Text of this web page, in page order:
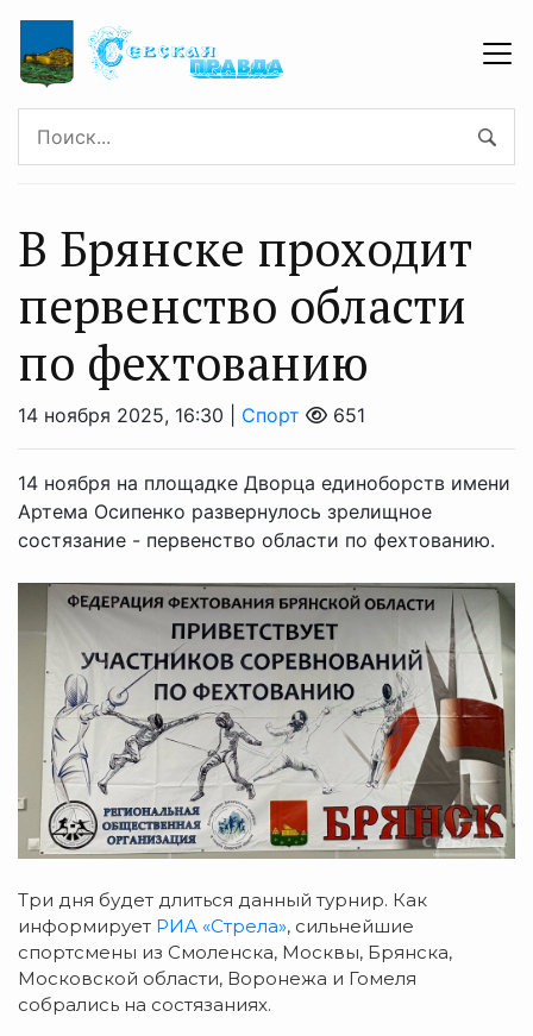
В Брянске проходит
первенство области
по фехтованию
14 ноября 2025, 16:30 | Спорт 651
14 ноября на площадке Дворца единоборств имени
Артема Осипенко развернулось зрелищное
состязание - первенство области по фехтованию.
Три дня будет длиться данный турнир. Как
информирует РИА «Стрела», сильнейшие
спортсмены из Смоленска, Москвы, Брянска,
Московской области, Воронежа и Гомеля
собрались на состязаниях.